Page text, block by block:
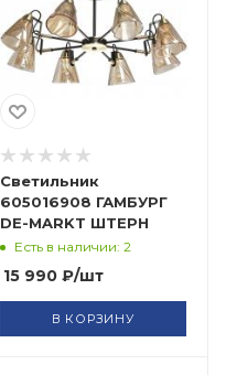
Светильник
605016908 ГАМБУРГ
DE-MARKT ШТЕРН
Есть в наличии: 2
15 990₽/шт
В КОРЗИНУ